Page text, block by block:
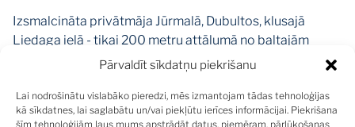
Pārvaldīt sīkdatņu piekrišanu
Lai nodrošinātu vislabāko pieredzi, mēs izmantojam tādas tehnoloģijas
kā sīkdatnes, lai saglabātu un/vai piekļūtu ierīces informācijai. Piekrišana
šīm tehnoloģijām ļaus mums apstrādāt datus, piemēram, pārlūkošanas
Izsmalcināta privātmāja Jūrmalā, Dubultos, klusajā
Liedaga ielā - tikai 200 metru attālumā no baltajām
smiltīm un plašās, labiekārtotās pludmales. Šīs mājas
noskaņu ar ideālu pilsētas infrastruktūras tuvumu: 3–7
minūšu pastaigas attālumā pieejams viss ikdienas dzīvei